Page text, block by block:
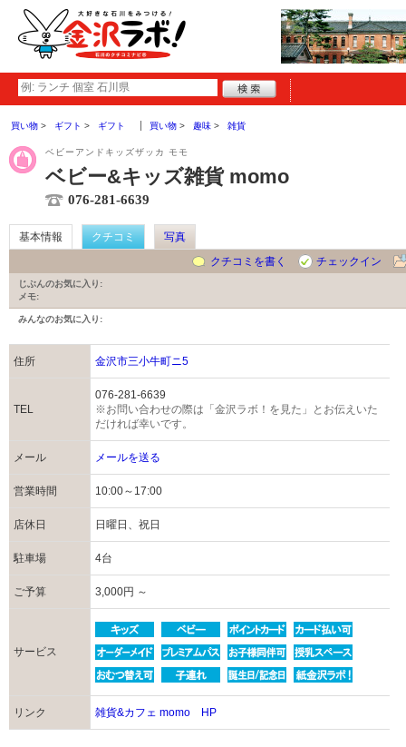
買い物 ギフト ギフト 買い物 趣味 雑貨
ベビーアンドキッズザッカ モモ
ベビー&キッズ雑貨 momo
076-281-6639
基本情報 クチコミ
写真
クチコミを書く
チェックイン
じぶんのお気に入り:
メモ:
みんなのお気に入り:
住所 金沢市三小牛町ニ5
TEL
076-281-6639
※お問い合わせの際は「金沢ラボ！を見た」とお伝えいた
だければ幸いです。
メール メールを送る
営業時間 10:00～17:00
店休日 日曜日、祝日
駐車場 4台
ご予算 3,000円 ～
サービス
リンク 雑貨&カフェ momo HP